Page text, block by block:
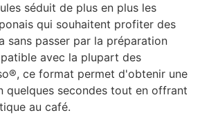
séduit de plus en plus les
qui souhaitent profiter des
sans passer par la préparation
avec la plupart des
ce format permet d'obtenir une
quelques secondes tout en offrant
au café.